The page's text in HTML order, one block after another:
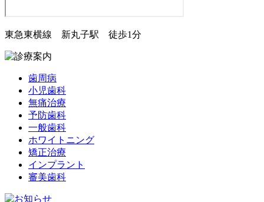
東急東横線 新丸子駅 徒歩1分
歯周病
小児歯科
無痛治療
予防歯科
一般歯科
ホワイトニング
矯正治療
インプラント
審美歯科